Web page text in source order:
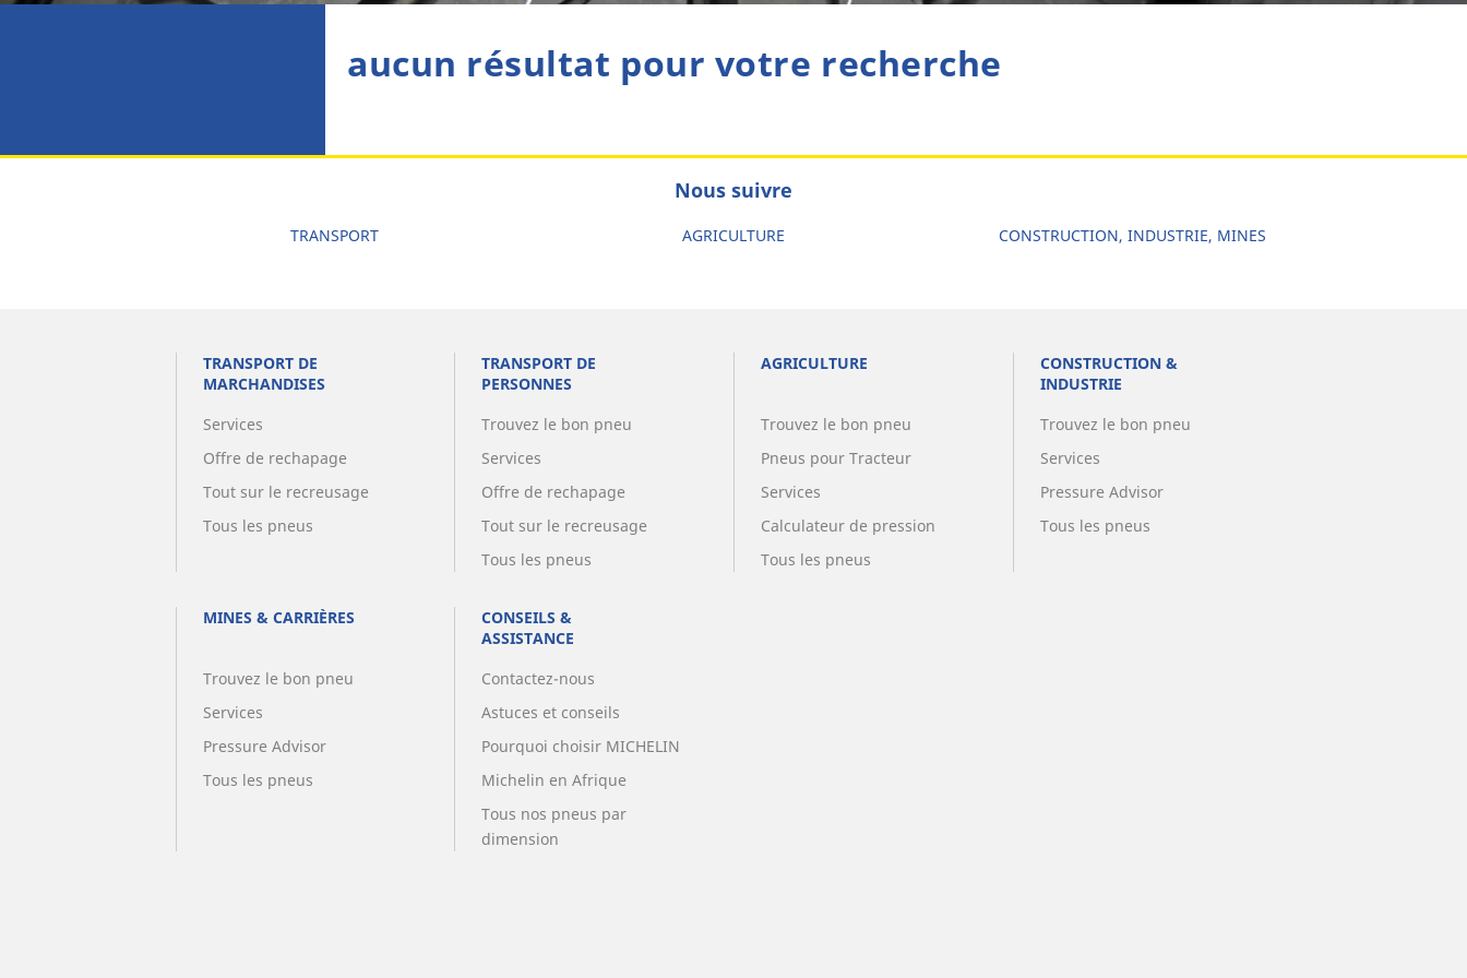
aucun résultat pour votre recherche
Nous suivre
TRANSPORT AGRICULTURE CONSTRUCTION, INDUSTRIE, MINES
TRANSPORT DE
MARCHANDISES
Services
Offre de rechapage
Tout sur le recreusage
Tous les pneus
TRANSPORT DE
PERSONNES
Trouvez le bon pneu
Services
Offre de rechapage
Tout sur le recreusage
Tous les pneus
AGRICULTURE
Trouvez le bon pneu
Pneus pour Tracteur
Services
Calculateur de pression
Tous les pneus
CONSTRUCTION &
INDUSTRIE
Trouvez le bon pneu
Services
Pressure Advisor
Tous les pneus
MINES & CARRIÈRES
Trouvez le bon pneu
Services
Pressure Advisor
Tous les pneus
CONSEILS &
ASSISTANCE
Contactez-nous
Astuces et conseils
Pourquoi choisir MICHELIN
Michelin en Afrique
Tous nos pneus par
dimension